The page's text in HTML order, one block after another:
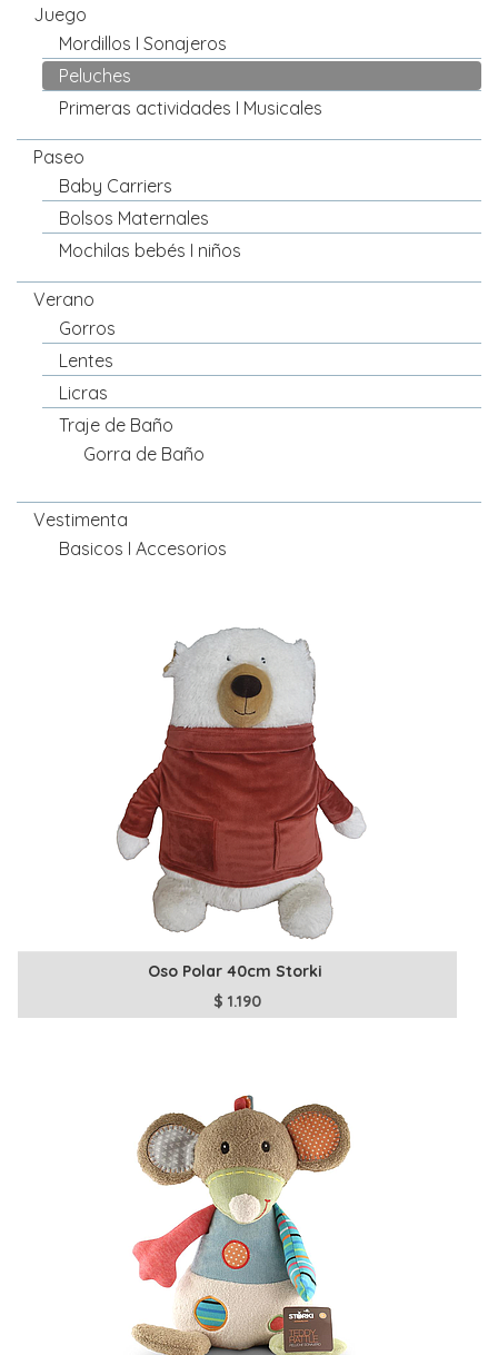
Juego
Mordillos I Sonajeros
Peluches
Primeras actividades I Musicales
Paseo
Baby Carriers
Bolsos Maternales
Mochilas bebés I niños
Verano
Gorros
Lentes
Licras
Traje de Baño
Gorra de Baño
Vestimenta
Basicos I Accesorios
Oso Polar 40cm Storki
$1.190